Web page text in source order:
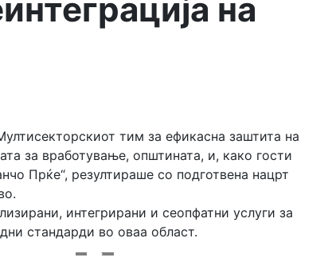
на
тим за ефикасна заштита на
за вработување, општината, и, како гости
Прќе“, резултираше со подготвена нацрт
интегрирани и сеопфатни услуги за
стандарди во оваа област.